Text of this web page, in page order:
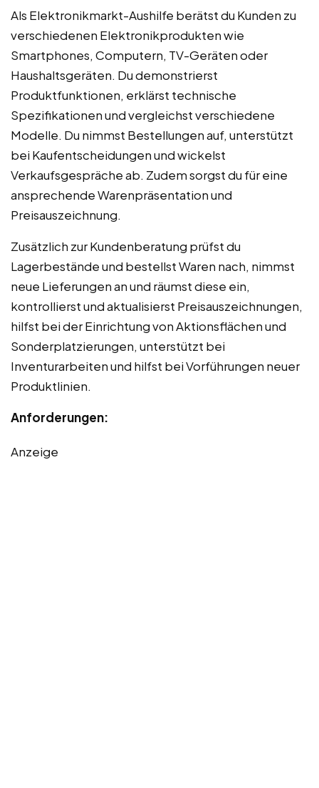
Als Elektronikmarkt-Aushilfe berätst du Kunden zu
verschiedenen Elektronikprodukten wie
Smartphones, Computern, TV-Geräten oder
Haushaltsgeräten. Du demonstrierst
Produktfunktionen, erklärst technische
Spezifikationen und vergleichst verschiedene
Modelle. Du nimmst Bestellungen auf, unterstützt
bei Kaufentscheidungen und wickelst
Verkaufsgespräche ab. Zudem sorgst du für eine
ansprechende Warenpräsentation und
Preisauszeichnung.
Zusätzlich zur Kundenberatung prüfst du
Lagerbestände und bestellst Waren nach, nimmst
neue Lieferungen an und räumst diese ein,
kontrollierst und aktualisierst Preisauszeichnungen,
hilfst bei der Einrichtung von Aktionsflächen und
Sonderplatzierungen, unterstützt bei
Inventurarbeiten und hilfst bei Vorführungen neuer
Produktlinien.
Anforderungen:
Anzeige